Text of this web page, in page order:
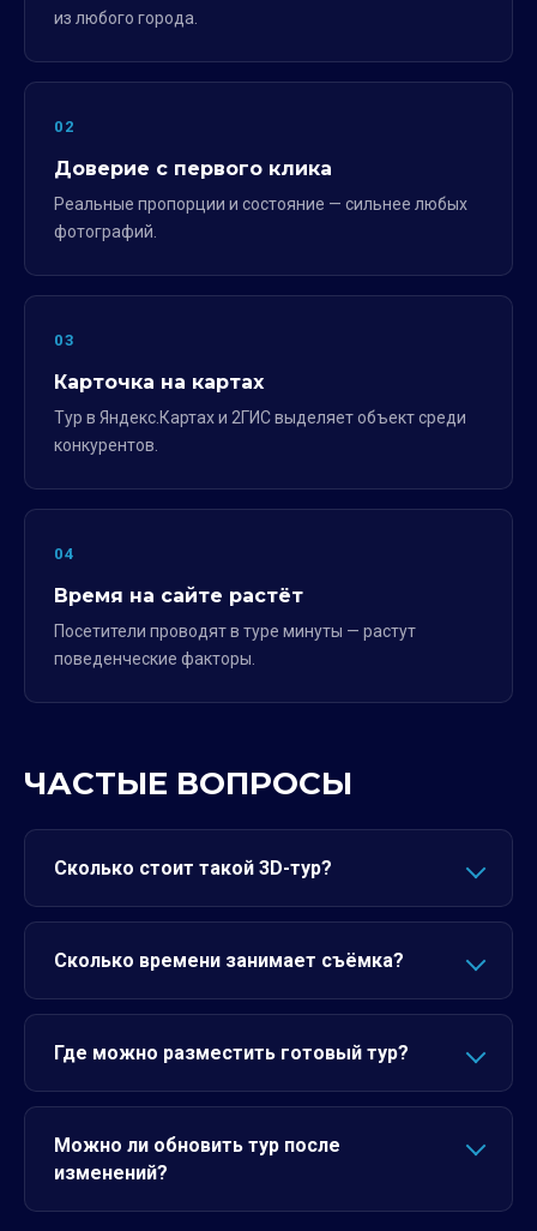
из любого города.
02
Доверие с первого клика
Реальные пропорции и состояние — сильнее любых
фотографий.
03
Карточка на картах
Тур в Яндекс.Картах и 2ГИС выделяет объект среди
конкурентов.
04
Время на сайте растёт
Посетители проводят в туре минуты — растут
поведенческие факторы.
ЧАСТЫЕ ВОПРОСЫ
Сколько стоит такой 3D-тур?
Сколько времени занимает съёмка?
Где можно разместить готовый тур?
Можно ли обновить тур после
изменений?